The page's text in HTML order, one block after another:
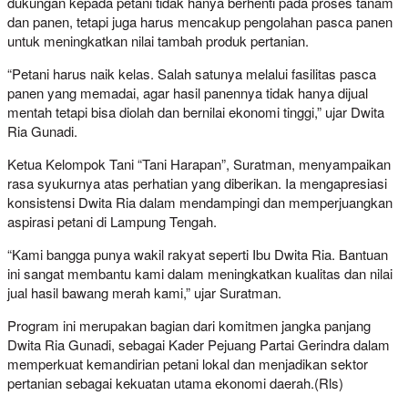
dan panen, tetapi juga harus mencakup pengolahan pasca panen
untuk meningkatkan nilai tambah produk pertanian.
“Petani harus naik kelas. Salah satunya melalui fasilitas pasca
panen yang memadai, agar hasil panennya tidak hanya dijual
mentah tetapi bisa diolah dan bernilai ekonomi tinggi,” ujar Dwita
Ria Gunadi.
Ketua Kelompok Tani “Tani Harapan”, Suratman, menyampaikan
rasa syukurnya atas perhatian yang diberikan. Ia mengapresiasi
konsistensi Dwita Ria dalam mendampingi dan memperjuangkan
aspirasi petani di Lampung Tengah.
“Kami bangga punya wakil rakyat seperti Ibu Dwita Ria. Bantuan
ini sangat membantu kami dalam meningkatkan kualitas dan nilai
jual hasil bawang merah kami,” ujar Suratman.
Program ini merupakan bagian dari komitmen jangka panjang
Dwita Ria Gunadi, sebagai Kader Pejuang Partai Gerindra dalam
memperkuat kemandirian petani lokal dan menjadikan sektor
pertanian sebagai kekuatan utama ekonomi daerah.(Rls)